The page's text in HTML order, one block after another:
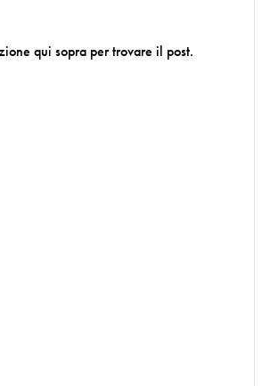
qui sopra per trovare il post.